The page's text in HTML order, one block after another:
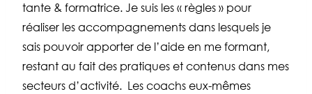
tante & formatrice. Je suis les « règles » pour
réaliser les accompagnements dans lesquels je
sais pouvoir apporter de l’aide en me formant,
restant au fait des pratiques et contenus dans mes
secteurs d’activité. Les coachs eux-mêmes